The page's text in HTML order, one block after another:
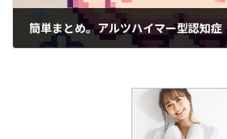
簡単まとめ。アルツハイマー型認知症